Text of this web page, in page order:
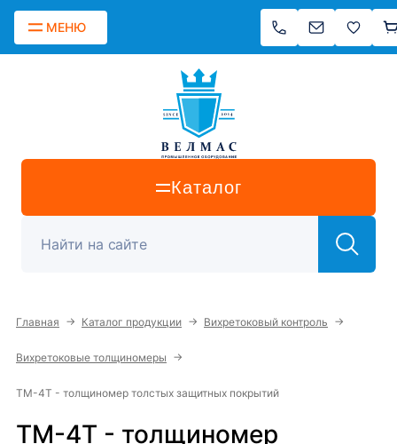
МЕНЮ
Каталог
Главная → Каталог продукции → Вихретоковый контроль →
Вихретоковые толщиномеры →
ТМ-4T - толщиномер толстых защитных покрытий
ТМ-4T - толщиномер